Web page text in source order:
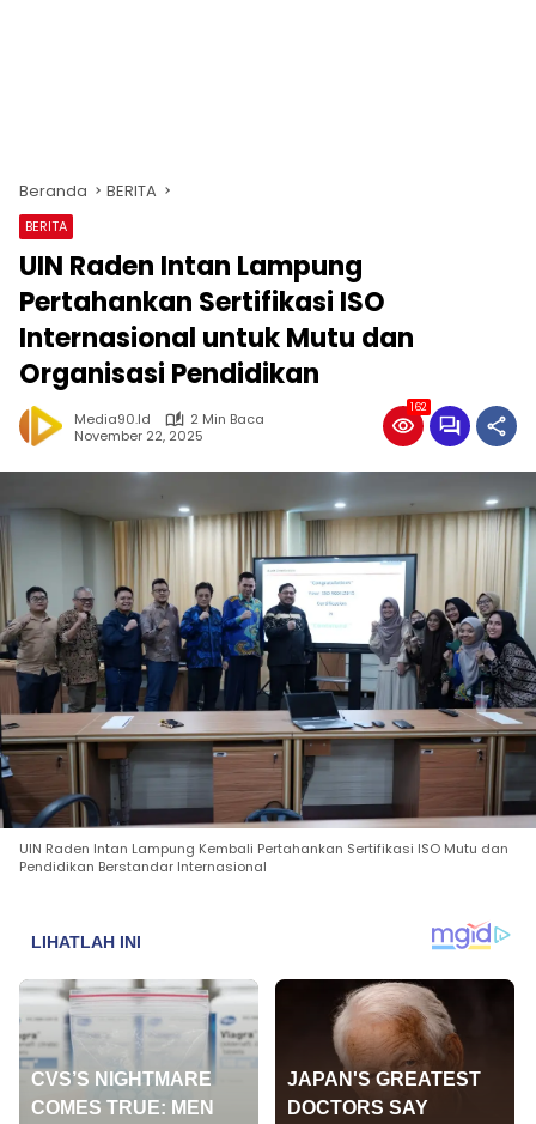
Beranda BERITA
BERITA
UIN Raden Intan Lampung
Pertahankan Sertifikasi ISO
Internasional untuk Mutu dan
Organisasi Pendidikan
Media90.id
2 Min Baca
November 22, 2025
162
UIN Raden Intan Lampung Kembali Pertahankan Sertifikasi ISO Mutu dan
Pendidikan Berstandar Internasional